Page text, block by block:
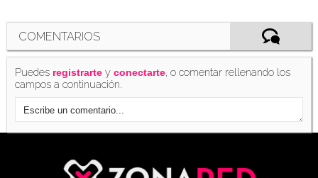
COMENTARIOS
Puedes registrarte yconectarte, o comentar rellenando los
campos a continuación.